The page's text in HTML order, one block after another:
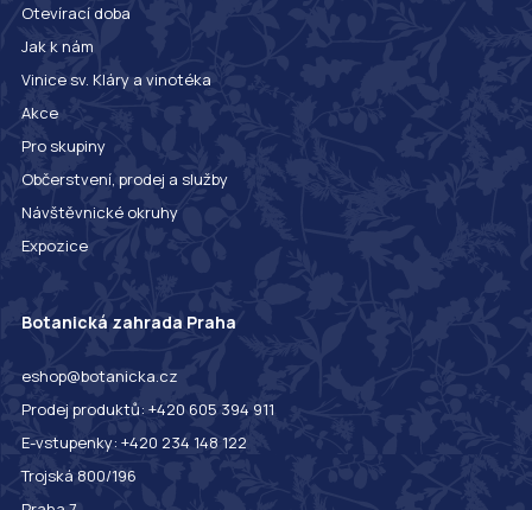
Otevírací doba
Jak k nám
Vinice sv. Kláry a vinotéka
Akce
Pro skupiny
Občerstvení, prodej a služby
Návštěvnické okruhy
Expozice
Botanická zahrada Praha
eshop@botanicka.cz
Prodej produktů: +420 605 394 911
E-vstupenky: +420 234 148 122
Trojská 800/196